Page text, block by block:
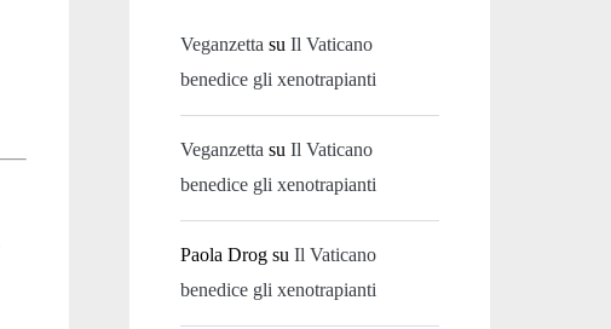
Veganzetta suIl Vaticano
benedice gli xenotrapianti
Veganzetta suIl Vaticano
benedice gli xenotrapianti
Paola Drog suIl Vaticano
benedice gli xenotrapianti